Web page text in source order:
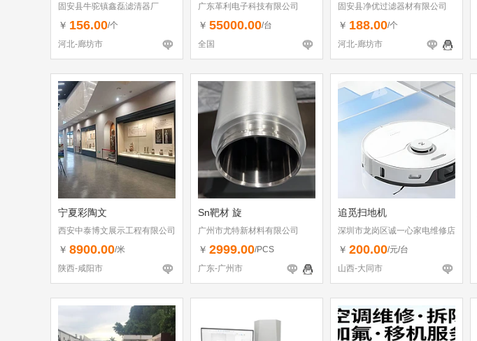
固安县牛驼镇鑫磊滤清器厂
￥ 156.00/个
河北-廊坊市
广东革利电子科技有限公司
￥ 55000.00/台
全国
固安县净优过滤器材有限公司
￥ 188.00/个
河北-廊坊市
宁夏彩陶文
西安中泰博文展示工程有限公司
￥ 8900.00/米
陕西-咸阳市
Sn靶材 旋
广州市尤特新材料有限公司
￥ 2999.00/PCS
广东-广州市
追觅扫地机
深圳市龙岗区诚一心家电维修店
（个体工商户）
￥ 200.00/元/台
山西-大同市